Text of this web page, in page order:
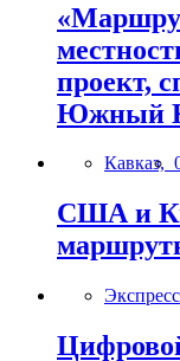
проект,
Южный
Кавказ,
США и